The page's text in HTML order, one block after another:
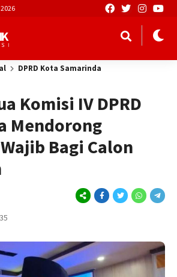
DPRD Kota Samarinda
Komisi IV DPRD
Mendorong
Bagi Calon